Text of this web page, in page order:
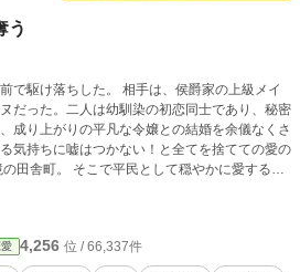
う
で駆け落ちした。 相手は、侯爵家の上級メイ
だった。二人は幼馴染の初恋同士であり、秘密
成り上がりの平凡な令嬢との結婚を余儀なくさ
気持ちに嘘はつかない！と全てを捨てての愛の
田舎町。 そこで平民として穏やかに愛する人
前に娘のエミリーも生まれ、幸せに満ちてい
ら連絡がくる。 アーサーの論文が認められ、
なった。 数年ぶりに王都に戻るアーサー達一
た頃に、アーサーに襲いかかった暴行事件！
れた。 だが、アーサーには何かかが引っかか
4,256 位 / 66,337件